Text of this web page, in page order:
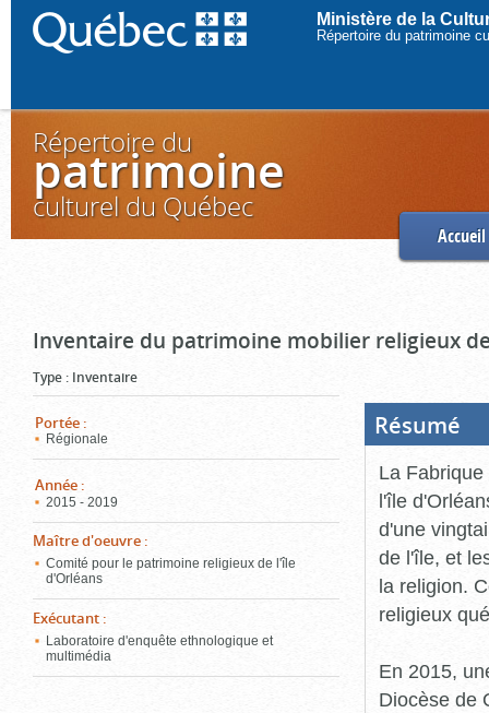
Ministère de la
Répertoire du patrimoine
Répertoire du
patrimoine
culturel du Québec
Accueil
Inventaire du patrimoine mobilier religieux
Type : Inventaire
Portée :
Régionale
Année :
2015 - 2019
Maître d'oeuvre :
Comité pour le patrimoine religieux de l'île
d'Orléans
Exécutant :
Laboratoire d'enquête ethnologique et
multimédia
Résumé
La
l'île
d'une
de l'île, et
la religion.
religieux
En 2015,
Diocèse de